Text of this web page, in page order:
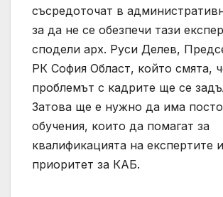
съсредоточат в
за да не се обезпечи тази
сподели арх. Руси Делев,
РК София Област, който смята,
проблемът с кадрите ще се
Затова ще е нужно да има
обучения, които да помагат за
квалификацията на експертите
приоритет за КАБ.